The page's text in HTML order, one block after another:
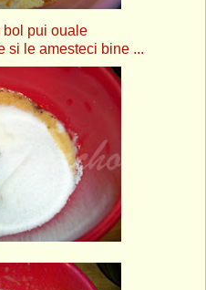
bol pui ouale
si le amesteci bine ...